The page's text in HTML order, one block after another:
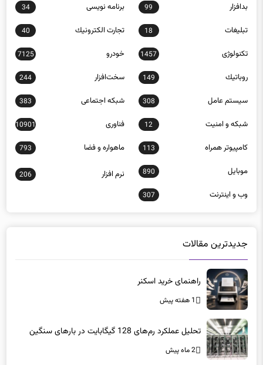
بدافزار 99 برنامه نويسی 34
تبلیغات 18 تجارت الكترونيك 40
تکنولوژی 1457 خودرو 7125
روباتيك 149 سخت‌افزار 244
سيستم عامل 308 شبكه اجتماعی 383
شبكه و امنيت 12 فناوری 10901
كامپيوتر همراه 113 ماهواره و فضا 793
موبايل 890 نرم افزار 206
وب و اينترنت 307
جدیدترین مقالات
راهنمای خرید اسکنر
1 هفته پیش
تحلیل عملکرد رم‌های 128 گیگابایت در بارهای سنگین
2 ماه پیش